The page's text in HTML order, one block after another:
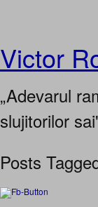
Victor
„Adevarul
slujitorilor
Posts